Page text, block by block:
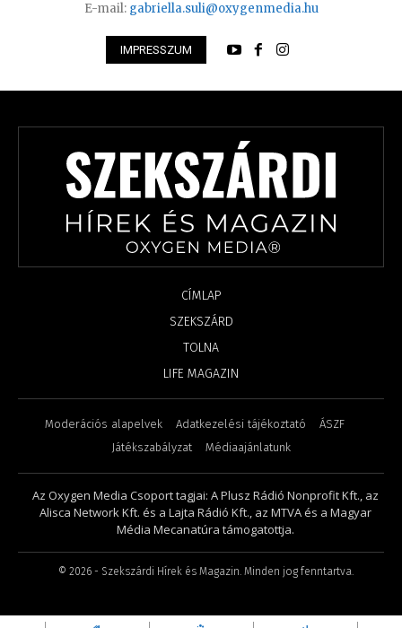
E-mail: gabriella.suli@oxygenmedia.hu
IMPRESSZUM
CÍMLAP
SZEKSZÁRD
TOLNA
LIFE MAGAZIN
Moderációs alapelvek Adatkezelési tájékoztató
ÁSZF
Játékszabályzat
Médiaajánlatunk
Az Oxygen Media Csoport tagjai: A Plusz Rádió Nonprofit Kft., az
Alisca Network Kft. és a Lajta Rádió Kft., az MTVA és a Magyar
Média Mecanatúra támogatottja.
© 2026- Szekszárdi Hírek és Magazin. Minden jog fenntartva.